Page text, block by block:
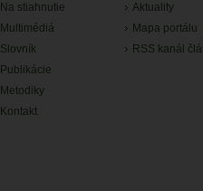
Na stiahnutie
Multimédiá
Slovník
Publikácie
Metodiky
Kontakt
Aktuality
Mapa portálu
RSS kanál